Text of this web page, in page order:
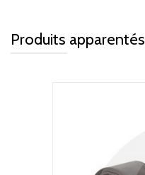
Produits apparentés